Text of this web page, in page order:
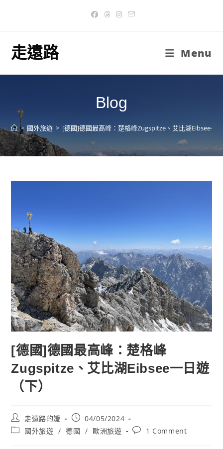
走遠路 Menu
Blog
> 國外旅遊 > [德國]德國最高峰：楚格峰Zugspitze、艾比湖Eibsee一
[德國]德國最高峰：楚格峰
Zugspitze、艾比湖Eibsee一日遊
（下）
Post
author:
走遠路的媛
Post
published:
04/05/2024
Post國外旅遊 / 德國 / 歐洲旅遊
Post1 Comment